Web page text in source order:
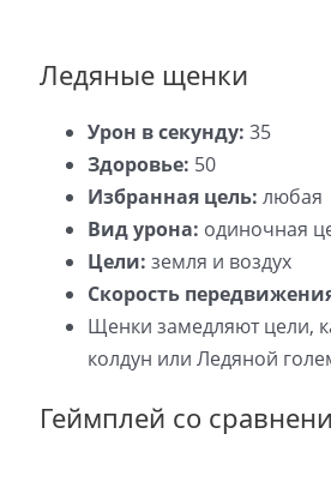
Ледяные щенки
Урон в секунду: 35
Здоровье: 50
Избранная цель: любая
Вид урона: одиночная
Цели: земля и воздух
Скорость
Щенки замедляют цели,
колдун или Ледяной
Геймплей со